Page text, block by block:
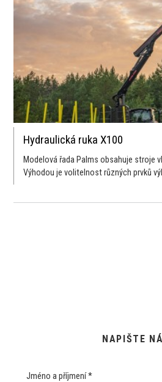
Hydraulická ruka X100
Modelová řada Palms obsahuje stroje
Výhodou je volitelnost různých prvků
NAPIŠTE
Jméno a příjmení *